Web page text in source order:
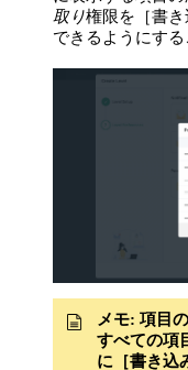
取り権限を［書
できるようにする
メモ: 項目
すべての項
に［書き込